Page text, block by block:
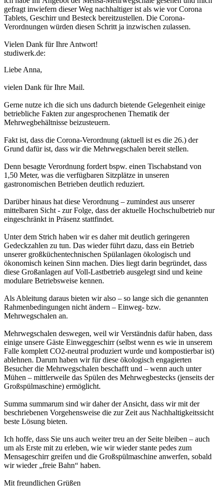
gefragt inwiefern dieser Weg nachhaltiger ist als wie vor Corona
Tablets, Geschirr und Besteck bereitzustellen. Die Corona-
Verordnungen würden diesen Schritt ja inzwischen zulassen.
Vielen Dank für Ihre Antwort!
studiwerk.de:
Liebe Anna,
vielen Dank für Ihre Mail.
Gerne nutze ich die sich uns dadurch bietende Gelegenheit einige
betriebliche Fakten zur angesprochenen Thematik der
Mehrwegbehältnisse beizusteuern.
Fakt ist, dass die Corona-Verordnung (aktuell ist es die 26.) der
Grund dafür ist, dass wir die Mehrwegschalen bereit stellen.
Denn besagte Verordnung fordert bspw. einen Tischabstand von
1,50 Meter, was die verfügbaren Sitzplätze in unseren
gastronomischen Betrieben deutlich reduziert.
Darüber hinaus hat diese Verordnung – zumindest aus unserer
mittelbaren Sicht - zur Folge, dass der aktuelle Hochschulbetrieb nur
eingeschränkt in Präsenz stattfindet.
Unter dem Strich haben wir es daher mit deutlich geringeren
Gedeckzahlen zu tun. Das wieder führt dazu, dass ein Betrieb
unserer großküchentechnischen Spülanlagen ökologisch und
ökonomisch keinen Sinn machen. Dies liegt darin begründet, dass
diese Großanlagen auf Voll-Lastbetrieb ausgelegt sind und keine
modulare Betriebsweise kennen.
Als Ableitung daraus bieten wir also – so lange sich die genannten
Rahmenbedingungen nicht ändern – Einweg- bzw.
Mehrwegschalen an.
Mehrwegschalen deswegen, weil wir Verständnis dafür haben, dass
einige unsere Gäste Einweggeschirr (selbst wenn es wie in unserem
Falle komplett CO2-neutral produziert wurde und kompostierbar ist)
ablehnen. Darum haben wir für diese ökologisch engagierten
Besucher die Mehrwegschalen beschafft und – wenn auch unter
Mühen – mittlerweile das Spülen des Mehrwegbestecks (jenseits der
Großspülmaschine) ermöglicht.
Summa summarum sind wir daher der Ansicht, dass wir mit der
beschriebenen Vorgehensweise die zur Zeit aus Nachhaltigkeitssicht
beste Lösung bieten.
Ich hoffe, dass Sie uns auch weiter treu an der Seite bleiben – auch
um als Erste mit zu erleben, wie wir wieder stante pedes zum
Mensageschirr greifen und die Großspülmaschine anwerfen, sobald
wir wieder „freie Bahn“ haben.
Mit freundlichen Grüßen